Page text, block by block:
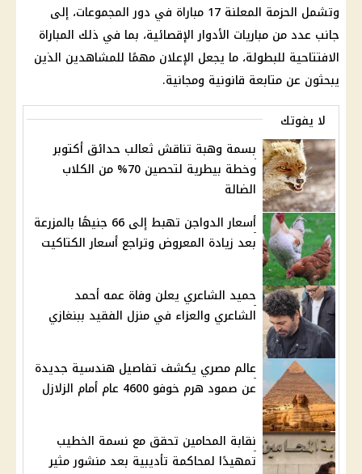
وتشمل الحزمة المعلنة 17 مباراة في دور المجموعات، إلى
جانب عدد من مباريات الأدوار الإقصائية، بما في ذلك المباراة
الافتتاحية للبطولة، ما يجعل الإعلان مهمًا للمشاهدين الذين
يبحثون عن متابعة قانونية ومجانية.
لا يفوتك
بسمة وهبة تناقش ثعالب حدائق أكتوبر
وخطة بيطرية لتحصين 70% من الكلاب
الضالة
أسعار الدواجن تهبط إلى 66 جنيهًا بالمزرعة
بعد زيادة المعروض وتراجع أسعار الكتاكيت
حميد الشاعري يعلن وفاة عمه أحمد
الشاعري والعزاء في منزل الفقيد ببنغازي
عالم مصري يكشف تفاصيل هندسية جديدة
عن صمود هرم خوفو 4600 عام أمام الزلازل
نقابة المحامين تحقق مع نسمة الخطيب
تمهيدًا لمحاكمة تأديبية بعد منشور مثير